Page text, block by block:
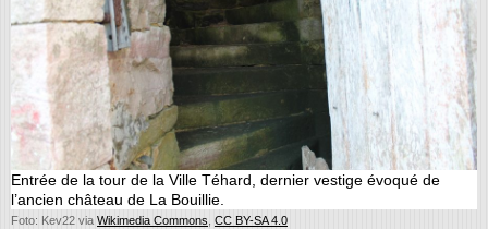
Entrée de la tour de la Ville Téhard, dernier vestige évoqué de
l’ancien château de La Bouillie.
Foto: Kev22 via Wikimedia Commons CC BY-SA 4.0